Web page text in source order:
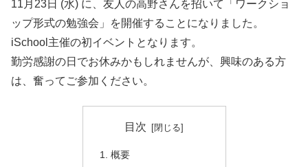
11月23日 (水) に、友人の高野さんを招いて「ワークショ
ップ形式の勉強会」を開催することになりました。
iSchool主催の初イベントとなります。
勤労感謝の日でお休みかもしれませんが、興味のある方
は、奮ってご参加ください。
目次
概要